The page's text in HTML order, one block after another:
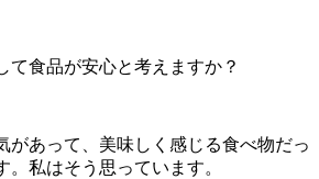
て食品が安心と考えますか？
があって、美味しく感じる食べ物だっ
。私はそう思っています。